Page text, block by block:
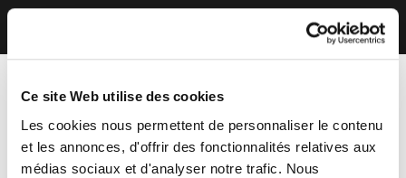
Ce site Web utilise des cookies
Les cookies nous permettent de personnaliser le contenu
et les annonces, d'offrir des fonctionnalités relatives aux
médias sociaux et d'analyser notre trafic. Nous